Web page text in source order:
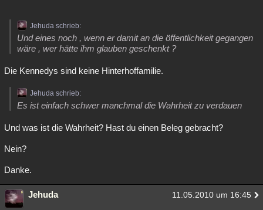
Jehuda schrieb:
Und eines noch , wenn er damit an die öffentlichkeit gegangen
wäre , wer hätte ihm glauben geschenkt ?
Die Kennedys sind keine Hinterhoffamilie.
Jehuda schrieb:
Es ist einfach schwer manchmal die Wahrheit zu verdauen
Und was ist die Wahrheit? Hast du einen Beleg gebracht?
Nein?
Danke.
Jehuda 11.05.2010 um 16:45